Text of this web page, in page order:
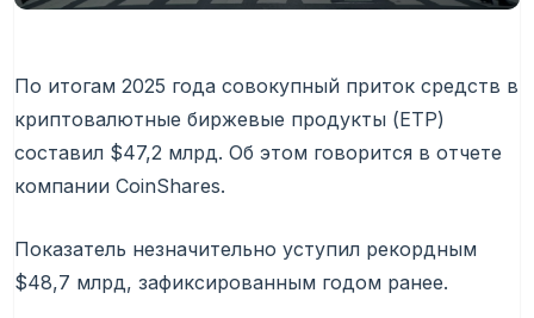
По итогам 2025 года совокупный приток средств в
криптовалютные биржевые продукты (ETP)
составил $47,2 млрд. Об этом говорится в отчете
компании CoinShares.
Показатель незначительно уступил рекордным
$48,7 млрд, зафиксированным годом ранее.